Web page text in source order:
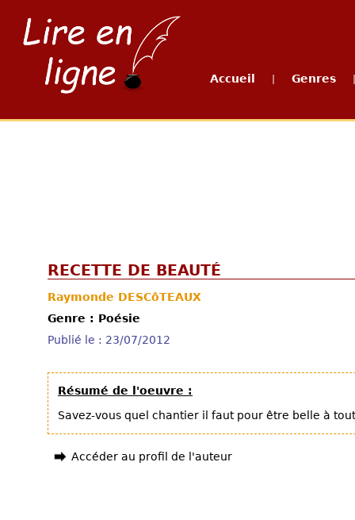
Accueil Genres
RECETTE DE BEAUTÉ
Raymonde DESCôTEAUX
Genre : Poésie
Publié le : 23/07/2012
Résumé de l'oeuvre :
Savez-vous quel chantier il faut pour être belle à
Accéder au profil de l'auteur